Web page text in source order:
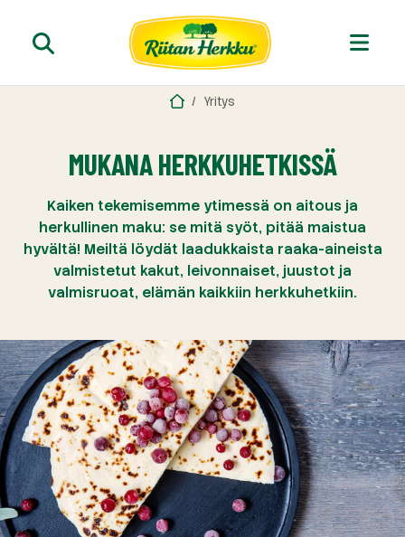
Yritys
MUKANA HERKKUHETKISSÄ
Kaiken tekemisemme ytimessä on aitous ja
herkullinen maku: se mitä syöt, pitää maistua
hyvältä! Meiltä löydät laadukkaista raaka-aineista
valmistetut kakut, leivonnaiset, juustot ja
valmisruoat, elämän kaikkiin herkkuhetkiin.